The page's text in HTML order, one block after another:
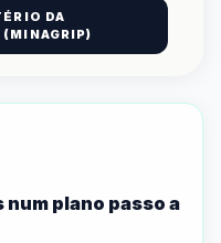
DA
(MINAGRIP)
plano passo a